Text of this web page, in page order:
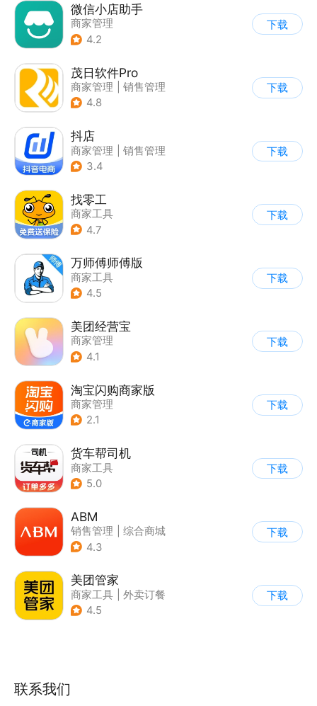
微信小店助手
商家管理
4.2
下载
茂日软件Pro
商家管理
销售管理
4.8
下载
抖店
商家管理
销售管理
3.4
下载
找零工
商家工具
4.7
下载
万师傅师傅版
商家工具
4.5
下载
美团经营宝
商家管理
4.1
下载
淘宝闪购商家版
商家管理
2.1
下载
货车帮司机
商家工具
5.0
下载
ABM
销售管理
综合商城
| 其他
4.3
下载
美团管家
商家工具
外卖订餐
4.5
下载
联系我们